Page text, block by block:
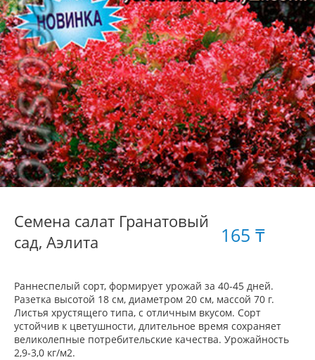
Семена салат Гранатовый
сад, Аэлита
165 ₸
Раннеспелый сорт, формирует урожай за 40-45 дней.
Разетка высотой 18 см, диаметром 20 см, массой 70 г.
Листья хрустящего типа, с отличным вкусом. Сорт
устойчив к цветушности, длительное время сохраняет
великолепные потребительские качества. Урожайность
2,9-3,0 кг/м2.